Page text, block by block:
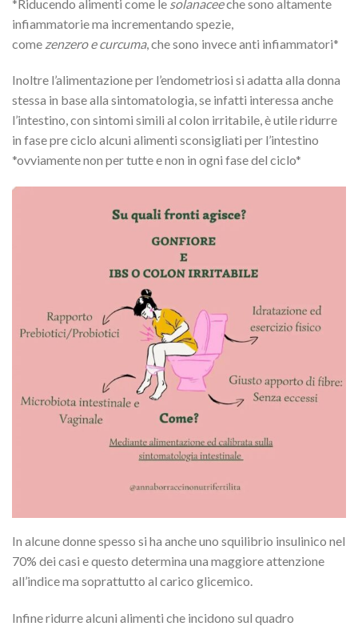
*Riducendo alimenti come le solanaceeche sono altamente
infiammatorie ma incrementando spezie,
come zenzero e curcuma, che sono invece anti infiammatori*
Inoltre l’alimentazione per l’endometriosi si adatta alla donna
stessa in base alla sintomatologia, se infatti interessa anche
l’intestino, con sintomi simili al colon irritabile, è utile ridurre
in fase pre ciclo alcuni alimenti sconsigliati per l’intestino
*ovviamente non per tutte e non in ogni fase del ciclo*
In alcune donne spesso si ha anche uno squilibrio insulinico nel
70% dei casi e questo determina una maggiore attenzione
all’indice ma soprattutto al carico glicemico.
Infine ridurre alcuni alimenti che incidono sul quadro